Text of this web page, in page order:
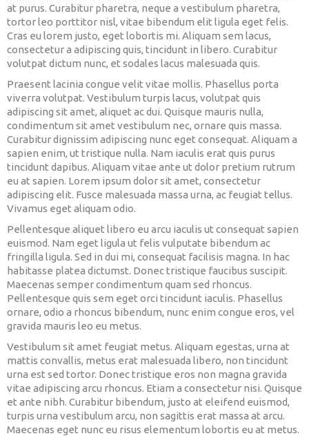
at purus. Curabitur pharetra, neque a vestibulum pharetra,
tortor leo porttitor nisl, vitae bibendum elit ligula eget felis.
Cras eu lorem justo, eget lobortis mi. Aliquam sem lacus,
consectetur a adipiscing quis, tincidunt in libero. Curabitur
volutpat dictum nunc, et sodales lacus malesuada quis.
Praesent lacinia congue velit vitae mollis. Phasellus porta
viverra volutpat. Vestibulum turpis lacus, volutpat quis
adipiscing sit amet, aliquet ac dui. Quisque mauris nulla,
condimentum sit amet vestibulum nec, ornare quis massa.
Curabitur dignissim adipiscing nunc eget consequat. Aliquam a
sapien enim, ut tristique nulla. Nam iaculis erat quis purus
tincidunt dapibus. Aliquam vitae ante ut dolor pretium rutrum
eu at sapien. Lorem ipsum dolor sit amet, consectetur
adipiscing elit. Fusce malesuada massa urna, ac feugiat tellus.
Vivamus eget aliquam odio.
Pellentesque aliquet libero eu arcu iaculis ut consequat sapien
euismod. Nam eget ligula ut felis vulputate bibendum ac
fringilla ligula. Sed in dui mi, consequat facilisis magna. In hac
habitasse platea dictumst. Donec tristique faucibus suscipit.
Maecenas semper condimentum quam sed rhoncus.
Pellentesque quis sem eget orci tincidunt iaculis. Phasellus
ornare, odio a rhoncus bibendum, nunc enim congue eros, vel
gravida mauris leo eu metus.
Vestibulum sit amet feugiat metus. Aliquam egestas, urna at
mattis convallis, metus erat malesuada libero, non tincidunt
urna est sed tortor. Donec tristique eros non magna gravida
vitae adipiscing arcu rhoncus. Etiam a consectetur nisi. Quisque
et ante nibh. Curabitur bibendum, justo at eleifend euismod,
turpis urna vestibulum arcu, non sagittis erat massa at arcu.
Maecenas eget nunc eu risus elementum lobortis eu at metus.